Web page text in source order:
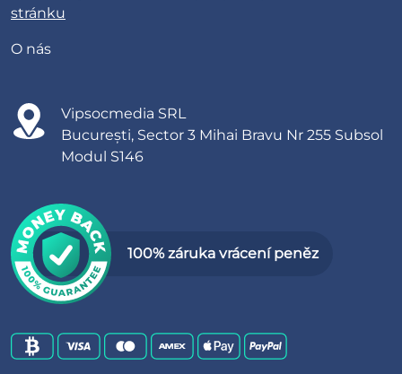
stránku
O nás
Vipsocmedia SRL
București, Sector 3 Mihai Bravu Nr 255 Subsol
Modul S146
100% záruka vrácení peněz